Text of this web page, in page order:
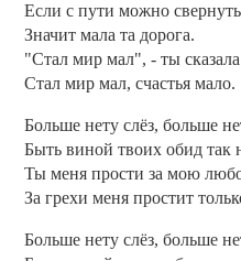
Если с пути можно
Значит мала та дорога.
"Стал мир мал", - ты
Стал мир мал, счастья мало.
Больше нету слёз, больше
Быть виной твоих обид так
Ты меня прости за мою
За грехи меня простит
Больше нету слёз, больше